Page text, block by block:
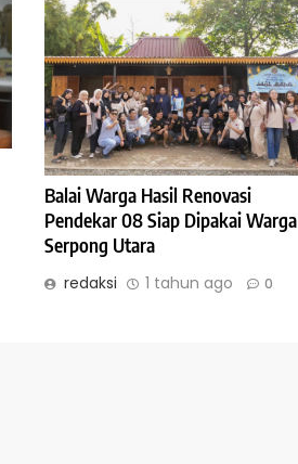
Balai Warga Hasil Renovasi
Pendekar 08 Siap Dipakai Warga
Serpong Utara
redaksi 1 tahun ago 0